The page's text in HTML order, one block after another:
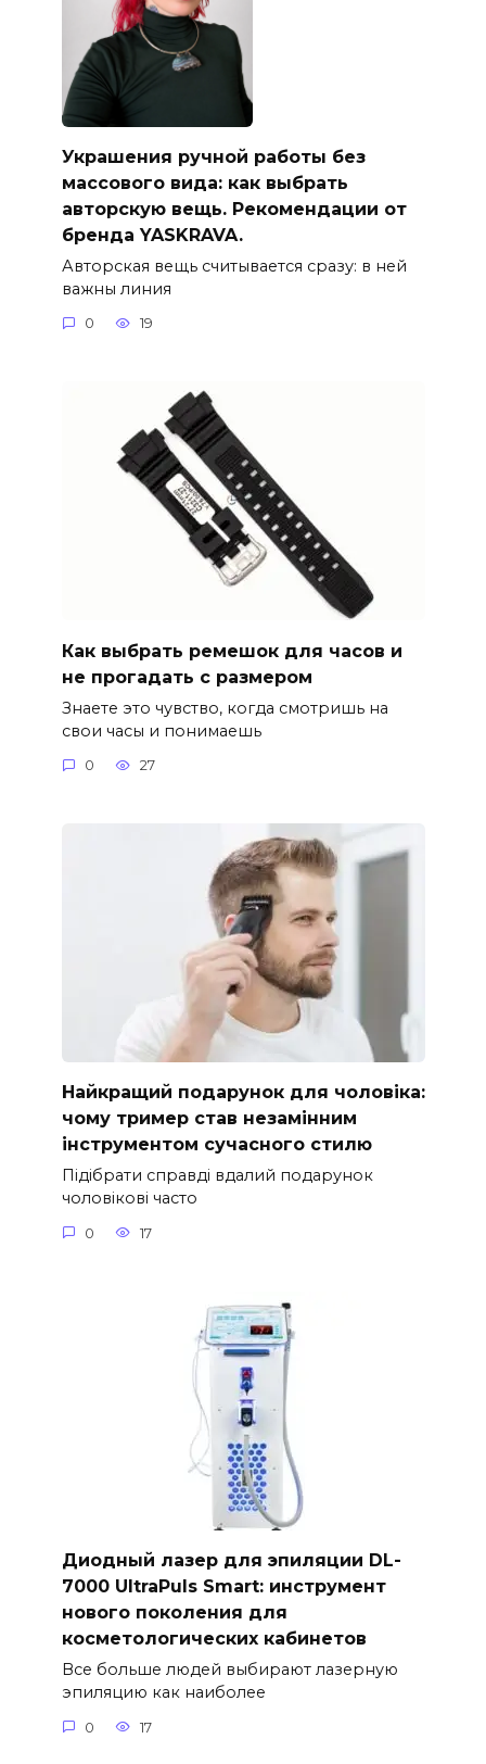
Украшения ручной работы без
массового вида: как выбрать
авторскую вещь. Рекомендации от
бренда YASKRAVA.
Авторская вещь считывается сразу: в ней
важны линия
0 19
Как выбрать ремешок для часов и
не прогадать с размером
Знаете это чувство, когда смотришь на
свои часы и понимаешь
0 27
Найкращий подарунок для чоловіка:
чому тример став незамінним
інструментом сучасного стилю
Підібрати справді вдалий подарунок
чоловікові часто
0 17
Диодный лазер для эпиляции DL-
7000 UltraPuls Smart: инструмент
нового поколения для
косметологических кабинетов
Все больше людей выбирают лазерную
эпиляцию как наиболее
0 17